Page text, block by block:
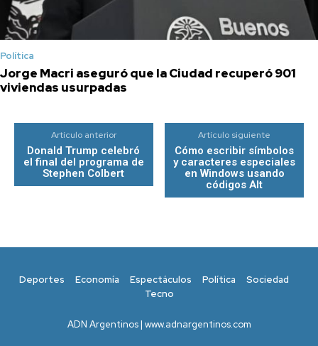
Política
Jorge Macri aseguró que la Ciudad recuperó 901
viviendas usurpadas
Artículo anterior
Donald Trump celebró
el final del programa de
Stephen Colbert
Artículo siguiente
Cómo escribir símbolos
y caracteres especiales
en Windows usando
códigos Alt
Deportes Economía Espectáculos Política
Sociedad
Tecno
ADN Argentinos | www.adnargentinos.com